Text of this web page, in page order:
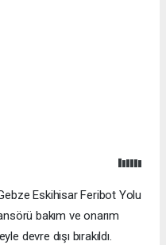
Eskihisar Feribot Yolu
bakım ve onarım
devre dışı bırakıldı.